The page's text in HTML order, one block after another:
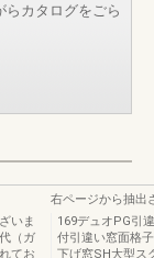
らカタログをごら
いま
（ガ
てお
右ページから抽出
169デュオPG引
付引違い窓面格
下げ窓SH大型ス